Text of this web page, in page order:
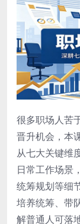
很多职场人苦
晋升机会，本
从七大关键维
日常工作场景
统筹规划等细
培养统筹、带
解普通人可落